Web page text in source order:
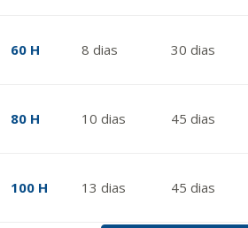
60 H 8 dias 30 dias
80 H 10 dias 45 dias
100 H 13 dias 45 dias